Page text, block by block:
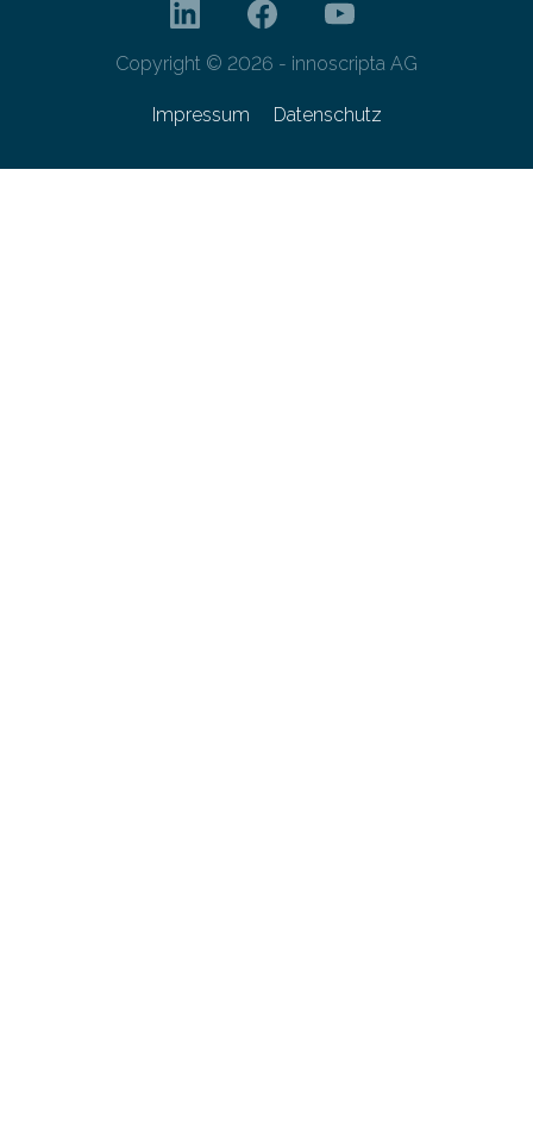
Copyright © 2026 - innoscripta AG
Impressum Datenschutz